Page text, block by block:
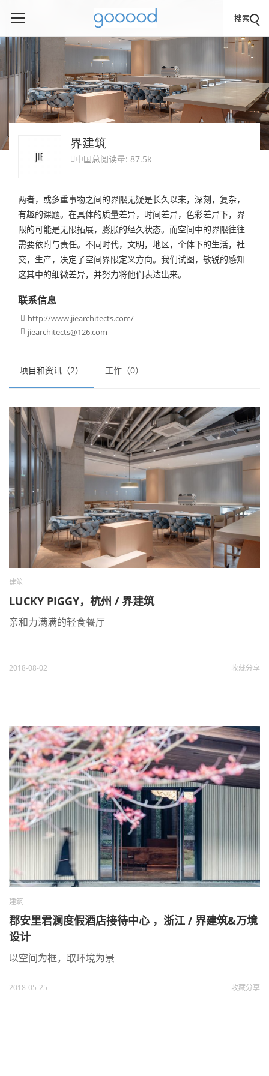
搜索
项目和资讯（2） 工作（0）
建筑
LUCKY PIGGY，杭州 / 界建筑
亲和力满满的轻食餐厅
2018-08-02 收藏分享
建筑
郡安里君澜度假酒店接待中心 ，浙江 / 界建筑&万境
设计
以空间为框，取环境为景
2018-05-25 收藏分享
界建筑
 中国总阅读量: 87.5k
两者，或多重事物之间的界限无疑是长久以来，深刻，复杂，
有趣的课题。在具体的质量差异，时间差异，色彩差异下，界
限的可能是无限拓展，膨胀的经久状态。而空间中的界限往往
需要依附与责任。不同时代，文明，地区，个体下的生活，社
交，生产，决定了空间界限定义方向。我们试图，敏锐的感知
这其中的细微差异，并努力将他们表达出来。
联系信息
 http://www.jiearchitects.com/
 jiearchitects@126.com